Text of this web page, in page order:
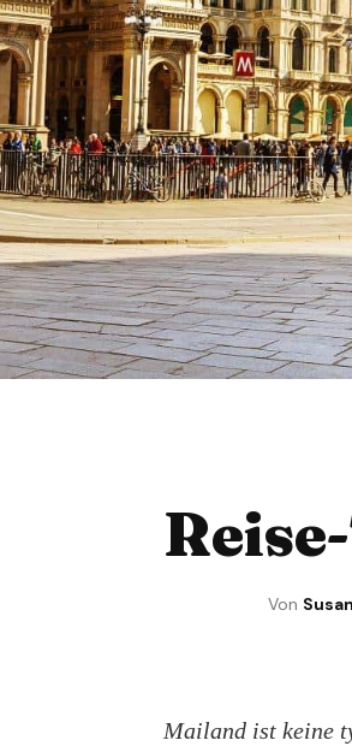
Von
Mailand ist keine